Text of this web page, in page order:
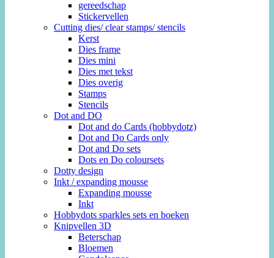
gereedschap
Stickervellen
Cutting dies/ clear stamps/ stencils
Kerst
Dies frame
Dies mini
Dies met tekst
Dies overig
Stamps
Stencils
Dot and DO
Dot and do Cards (hobbydotz)
Dot and Do Cards only
Dot and Do sets
Dots en Do coloursets
Dotty design
Inkt / expanding mousse
Expanding mousse
Inkt
Hobbydots sparkles sets en boeken
Knipvellen 3D
Beterschap
Bloemen